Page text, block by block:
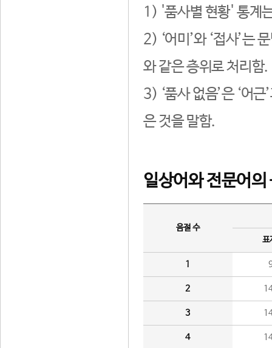
1) '품사별 현황' 통계
2) ‘어미’와 ‘접사’는
와 같은 층위로 처리함.
3) ‘품사 없음’은 ‘어
은 것을 말함.
일상어와 전문어의
음절 수
표
1
2
3
4